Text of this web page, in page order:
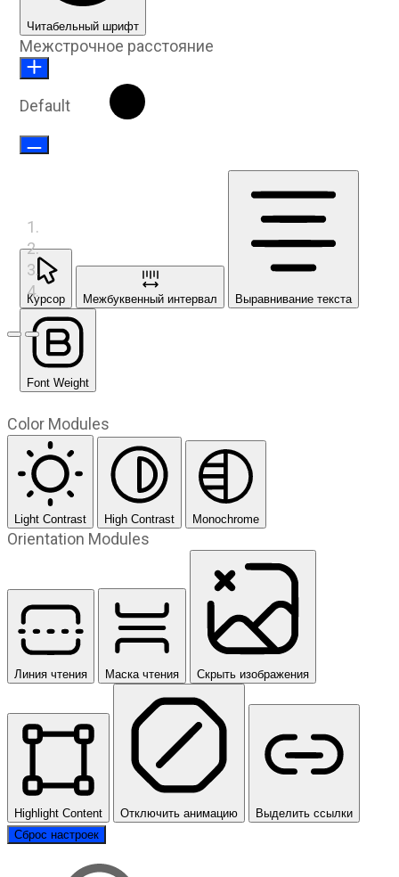
Предыдущий слайд
Следующий слайд
Читабельный шрифт
Межстрочное расстояние
Default
Курсор Межбуквенный интервал Выравнивание текста
Font Weight
Color Modules
Light Contrast High Contrast Monochrome
Orientation Modules
Линия чтения Маска чтения Скрыть изображения
Highlight Content Отключить анимацию
Выделить ссылки
Сброс настроек